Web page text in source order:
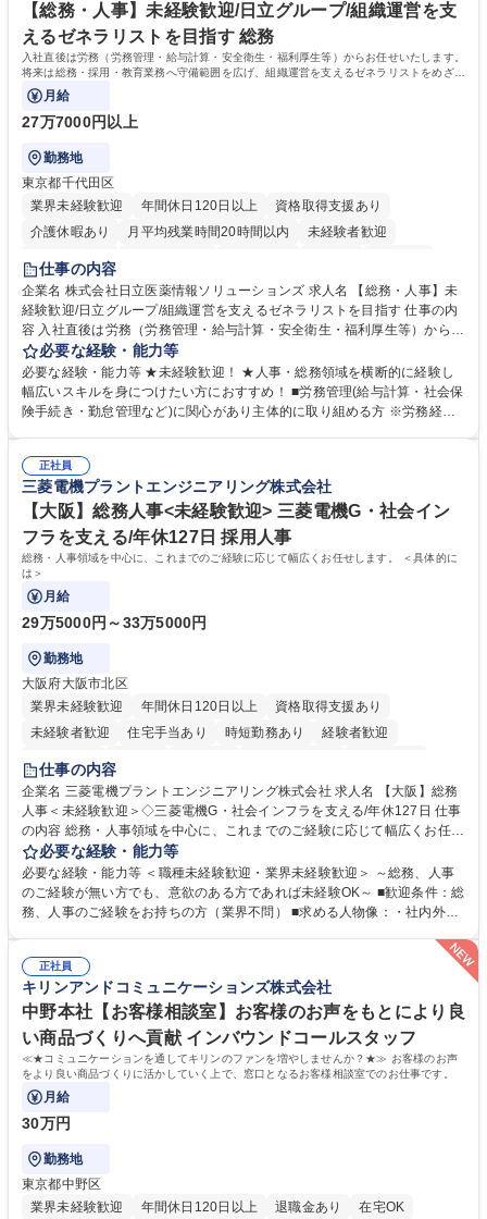
【総務・人事】未経験歓迎/日立グループ/組織運営を支
えるゼネラリストを目指す 総務
入社直後は労務（労務管理・給与計算・安全衛生・福利厚生等）からお任せいたします。
将来は総務・採用・教育業務へ守備範囲を広げ、組織運営を支えるゼネラリストをめざせ
ます。
月給
27万7000円以上
勤務地
東京都千代田区
業界未経験歓迎
年間休日120日以上
資格取得支援あり
介護休暇あり
月平均残業時間20時間以内
未経験者歓迎
住宅手当あり
育休あり
完全週休2日制 交通費支給 土日祝休み 寮・社宅あり
仕事の内容
企業名 株式会社日立医薬情報ソリューションズ 求人名 【総務・人事】未
経験歓迎/日立グループ/組織運営を支えるゼネラリストを目指す 仕事の内
容 入社直後は労務（労務管理・給与計算・安全衛生・福利厚生等）からお
任せいたします。将来は総務・採用・教育業務へ守備範囲を広げ、組織運
営を支えるゼネラリストをめざせます。 ・初期業務：労働時間管理、給与
計算、社会保険対応、福利厚生管理、安全衛生、健康経営推進等をお任せ
します。ご経験に応じて、休職者管理など、幅広く経験を積んでいただき
幅広く経験を積みたい意欲がある方に最適な環境です。 募集職種 【総
務・人事】未経験歓迎/日立グループ/組織運営を支えるゼネラリストを目
指す
必要な経験・能力等
必要な経験・能力等 ★未経験歓迎！ ★人事・総務領域を横断的に経験し
幅広いスキルを身につけたい方におすすめ！ ■労務管理(給与計算・社会保
険手続き・勤怠管理など)に関心があり主体的に取り組める方 ※労務経験
のご経験 ■労務管理（給与計算・社会保険手続き・勤怠管理など）の経験
■衛生管理者の資格をお持ちの方 学歴・資格 学歴：大学院 大学 高専 短大
専修学校 高校 語学力： 資格：
正社員
三菱電機プラントエンジニアリング株式会社
【大阪】総務人事<未経験歓迎> 三菱電機G・社会イン
フラを支える/年休127日 採用人事
総務・人事領域を中心に、これまでのご経験に応じて幅広くお任せします。 ＜具体的に
は＞
月給
29万5000円～33万5000円
勤務地
大阪府大阪市北区
業界未経験歓迎
年間休日120日以上
資格取得支援あり
未経験者歓迎
住宅手当あり 時短勤務あり
経験者歓迎
退職金あり
駅近5分以内
土日祝休み 服装自由 寮・社宅あり 食事補助あり
仕事の内容
企業名 三菱電機プラントエンジニアリング株式会社 求人名 【大阪】総務
人事＜未経験歓迎＞◇三菱電機G・社会インフラを支える/年休127日 仕事
の内容 総務・人事領域を中心に、これまでのご経験に応じて幅広くお任せ
します。 ＜具体的には＞ ・総務/人事労務（給与・社保・勤怠管理など）
・採用・教育研修 ・福利厚生運用 など ※基本的には事務所勤務ですが、
採用や教育等の業務内容により、関西圏以外への日帰り・宿泊を伴う国内
出張もございます。 ※担当業務を持ちつつ、お互いに助け合いながら、総
総務人事＜未経験歓迎＞◇三菱電機G・社会インフラを支える/年休127日
必要な経験・能力等
必要な経験・能力等 ＜職種未経験歓迎・業界未経験歓迎＞ ～総務、人事
のご経験が無い方でも、意欲のある方であれば未経験OK～ ■歓迎条件：総
務、人事のご経験をお持ちの方（業界不問） ■求める人物像：・社内外の
ミュニケーション能力を持っている方 ・人事総務領域に興味がありゼネラ
正社員
キリンアンドコミュニケーションズ株式会社
中野本社【お客様相談室】お客様のお声をもとにより良
い商品づくりへ貢献 インバウンドコールスタッフ
≪★コミュニケーションを通してキリンのファンを増やしませんか？★≫ お客様のお声
をより良い商品づくりに活かしていく上で、窓口となるお客様相談室でのお仕事です。
月給
30万円
勤務地
東京都中野区
業界未経験歓迎
年間休日120日以上 退職金あり 在宅OK